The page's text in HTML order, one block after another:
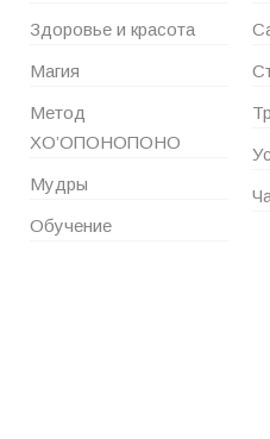
Здоровье и красота
Магия
Метод
ХО’ОПОНОПОНО
Мудры
Обучение